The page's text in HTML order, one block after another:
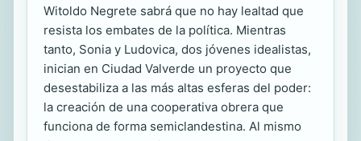
Witoldo Negrete sabrá que no hay lealtad que
resista los embates de la política. Mientras
tanto, Sonia y Ludovica, dos jóvenes idealistas,
inician en Ciudad Valverde un proyecto que
desestabiliza a las más altas esferas del poder:
la creación de una cooperativa obrera que
funciona de forma semiclandestina. Al mismo